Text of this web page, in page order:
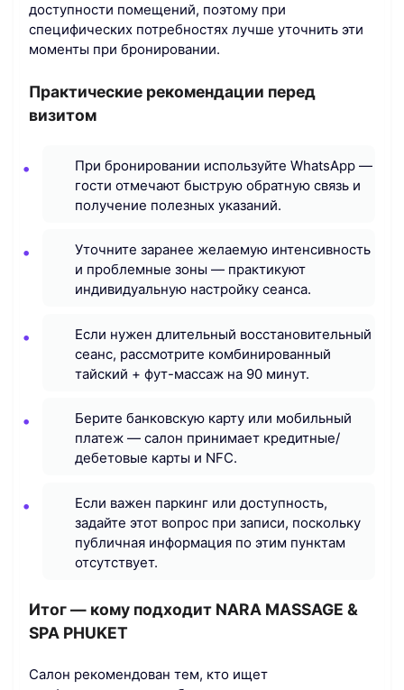
доступности помещений, поэтому при
специфических потребностях лучше уточнить эти
моменты при бронировании.
Практические рекомендации перед
визитом
При бронировании используйте WhatsApp —
гости отмечают быструю обратную связь и
получение полезных указаний.
Уточните заранее желаемую интенсивность
и проблемные зоны — практикуют
индивидуальную настройку сеанса.
Если нужен длительный восстановительный
сеанс, рассмотрите комбинированный
тайский + фут-массаж на 90 минут.
Берите банковскую карту или мобильный
платеж — салон принимает кредитные/
дебетовые карты и NFC.
Если важен паркинг или доступность,
задайте этот вопрос при записи, поскольку
публичная информация по этим пунктам
отсутствует.
Итог — кому подходит NARA MASSAGE &
SPA PHUKET
Салон рекомендован тем, кто ищет